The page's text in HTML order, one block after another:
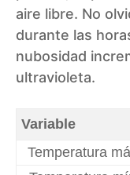
aire libre. No
durante las
nubosidad
ultravioleta.
Variable
Temperatura